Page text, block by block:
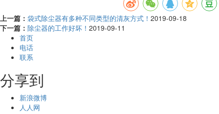
上一篇： 袋式除尘器有多种不同类型的清灰方式！ 2019-09-18
下一篇： 除尘器的工作好坏！ 2019-09-11
首页
电话
联系
分享到
新浪微博
人人网